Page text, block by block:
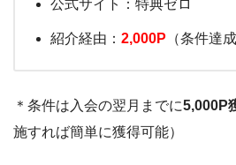
公式サイト：特典ゼロ
紹介経由： 2,000P （条件達
＊条件は入会の翌月までに5,000P
施すれば簡単に獲得可能）